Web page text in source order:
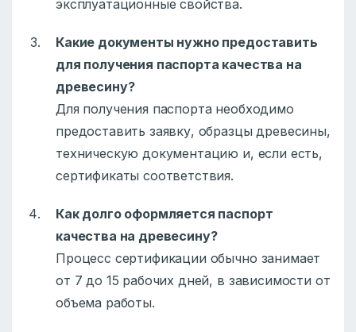
эксплуатационные свойства.
Какие документы нужно предоставить
для получения паспорта качества на
древесину?
Для получения паспорта необходимо
предоставить заявку, образцы древесины,
техническую документацию и, если есть,
сертификаты соответствия.
Как долго оформляется паспорт
качества на древесину?
Процесс сертификации обычно занимает
от 7 до 15 рабочих дней, в зависимости от
объема работы.